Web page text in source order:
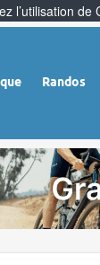
Randos
l’utilisation